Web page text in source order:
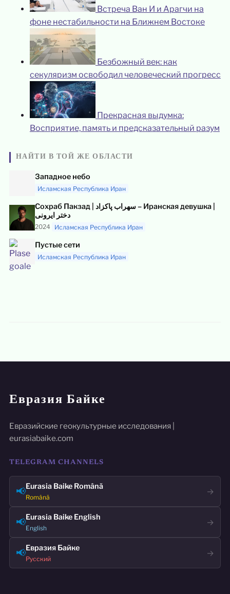
Встреча Ван И и Арагчи на
фоне нестабильности на Ближнем Востоке
Безбожный век: как
секуляризм освободил человеческий прогресс
Прекрасная выдумка:
Восприятие, память и предсказательный разум
НАЙТИ В ТОЙ ЖЕ ОБЛАСТИ
Западное небо
Исламская Республика Иран
Сохраб Пакзад | سهراب پاکزاد – Иранская девушка |
دختر ایرونی
2024 Исламская Республика Иран
Пустые сети
Исламская Республика Иран
Евразия Байке
Евразийские геокультурные исследования |
eurasiabaike.com
TELEGRAM CHANNELS
📢Eurasia Baike Română
Română
→
📢Eurasia Baike English
English
→
📢Евразия Байке
Русский
→